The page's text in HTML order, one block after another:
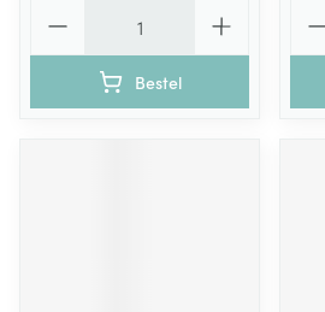
Bestel